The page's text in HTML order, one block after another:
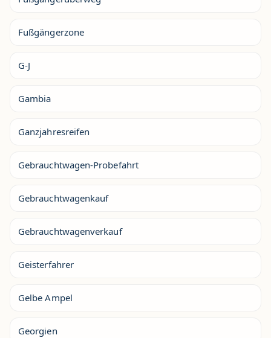
Fußgängerzone
G-J
Gambia
Ganzjahresreifen
Gebrauchtwagen-Probefahrt
Gebrauchtwagenkauf
Gebrauchtwagenverkauf
Geisterfahrer
Gelbe Ampel
Georgien